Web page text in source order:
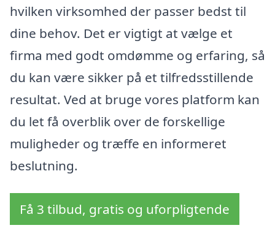
hvilken virksomhed der passer bedst til
dine behov. Det er vigtigt at vælge et
firma med godt omdømme og erfaring, så
du kan være sikker på et tilfredsstillende
resultat. Ved at bruge vores platform kan
du let få overblik over de forskellige
muligheder og træffe en informeret
beslutning.
Få 3 tilbud, gratis og uforpligtende